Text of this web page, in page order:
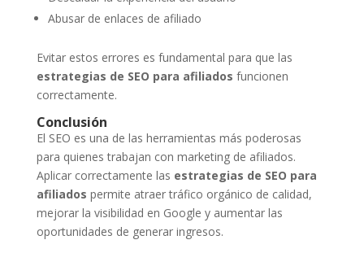
Abusar de enlaces de afiliado
Evitar estos errores es fundamental para que las
estrategias de SEO para afiliados funcionen
correctamente.
Conclusión
El SEO es una de las herramientas más poderosas
para quienes trabajan con marketing de afiliados.
Aplicar correctamente las estrategias de SEO para
afiliados permite atraer tráfico orgánico de calidad,
mejorar la visibilidad en Google y aumentar las
oportunidades de generar ingresos.